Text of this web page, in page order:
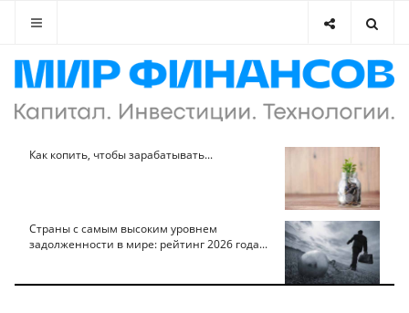
Как копить, чтобы зарабатывать...
Страны с самым высоким уровнем
задолженности в мире: рейтинг 2026 года...